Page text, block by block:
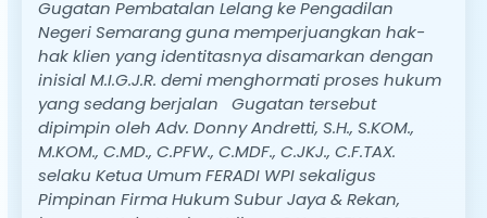
Gugatan Pembatalan Lelang ke Pengadilan
Negeri Semarang guna memperjuangkan hak-
hak klien yang identitasnya disamarkan dengan
inisial M.I.G.J.R. demi menghormati proses hukum
yang sedang berjalan Gugatan tersebut
dipimpin oleh Adv. Donny Andretti, S.H., S.KOM.,
M.KOM., C.MD., C.PFW., C.MDF., C.JKJ., C.F.TAX.
selaku Ketua Umum FERADI WPI sekaligus
Pimpinan Firma Hukum Subur Jaya & Rekan,